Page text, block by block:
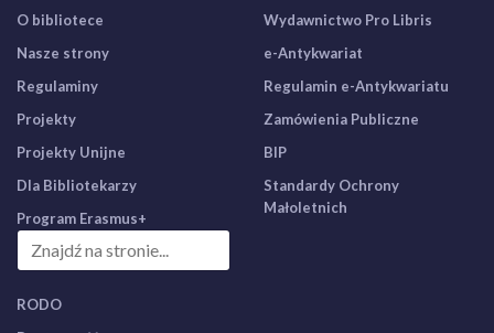
O bibliotece
Nasze strony
Regulaminy
Projekty
Projekty Unijne
Dla Bibliotekarzy
Program Erasmus+
Wydawnictwo Pro Libris
e-Antykwariat
Regulamin e-Antykwariatu
Zamówienia Publiczne
BIP
Standardy Ochrony
Małoletnich
RODO